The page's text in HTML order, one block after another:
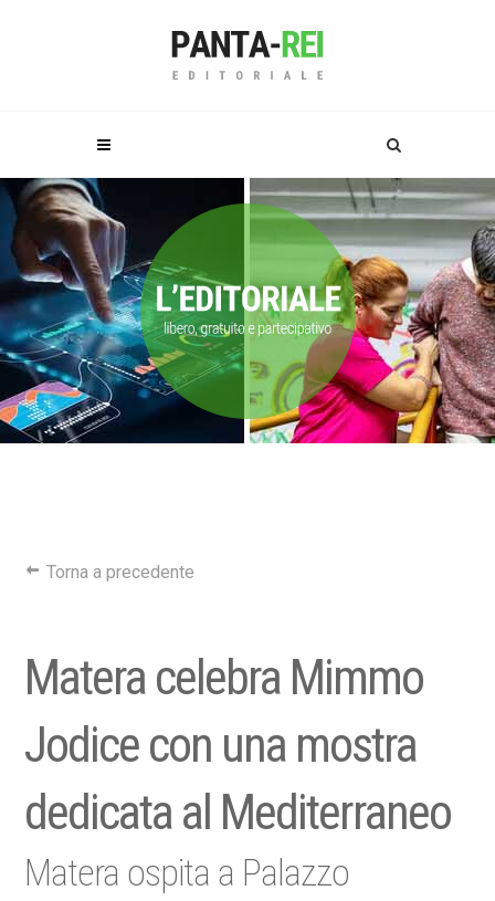
Torna a precedente
Matera celebra Mimmo
Jodice con una mostra
dedicata al Mediterraneo
Matera ospita a Palazzo